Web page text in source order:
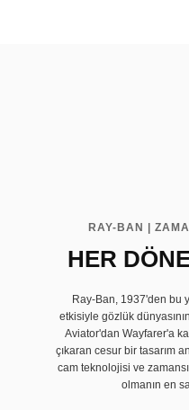
RAY-BAN |
HER
Ray-Ban, 1937'den bu
etkisiyle gözlük
Aviator'dan Wayfarer'a
çıkaran cesur bir tasarım
cam teknolojisi ve
olmanın en